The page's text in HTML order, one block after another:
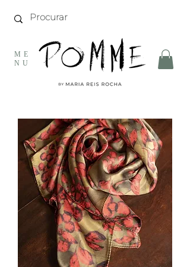
ME
NU